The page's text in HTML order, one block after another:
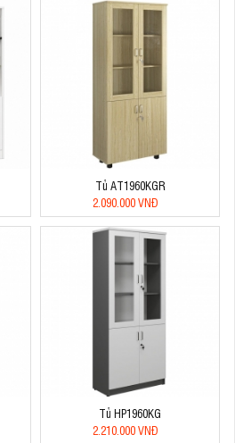
Tủ AT1960KGR
2.090.000 VNĐ
Tủ HP1960KG
2.210.000 VNĐ